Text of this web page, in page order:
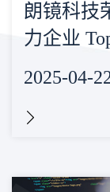
朗镜科技
力企业
2025-04-